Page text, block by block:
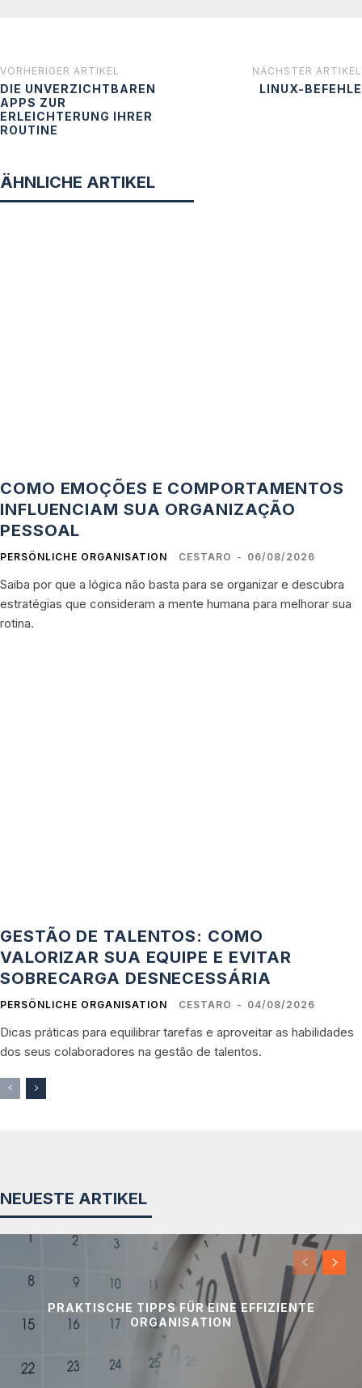
VORHERIGER ARTIKEL
DIE UNVERZICHTBAREN
APPS ZUR
ERLEICHTERUNG IHRER
ROUTINE
NÄCHSTER ARTIKEL
LINUX-BEFEHLE
ÄHNLICHE ARTIKEL
COMO EMOÇÕES E COMPORTAMENTOS
INFLUENCIAM SUA ORGANIZAÇÃO
PESSOAL
PERSÖNLICHE ORGANISATION CESTARO - 06/08/2026
Saiba por que a lógica não basta para se organizar e descubra
estratégias que consideram a mente humana para melhorar sua
rotina.
GESTÃO DE TALENTOS: COMO
VALORIZAR SUA EQUIPE E EVITAR
SOBRECARGA DESNECESSÁRIA
PERSÖNLICHE ORGANISATION CESTARO - 04/08/2026
Dicas práticas para equilibrar tarefas e aproveitar as habilidades
dos seus colaboradores na gestão de talentos.
NEUESTE ARTIKEL
PRAKTISCHE TIPPS FÜR EINE EFFIZIENTE
ORGANISATION